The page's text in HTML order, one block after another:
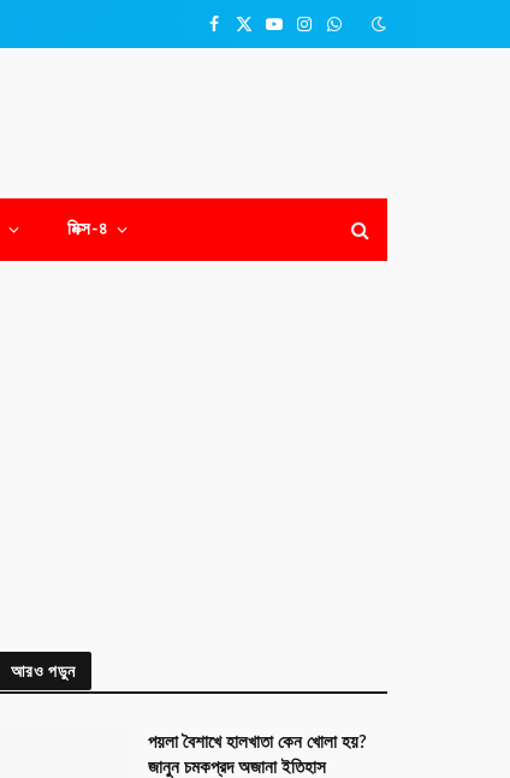
Facebook
X
YouTubeInstagram
WhatsApp
মিক্স-৪
আরও পড়ুন
পয়লা বৈশাখে হালখাতা কেন খোলা হয়?
জানুন চমকপ্রদ অজানা ইতিহাস